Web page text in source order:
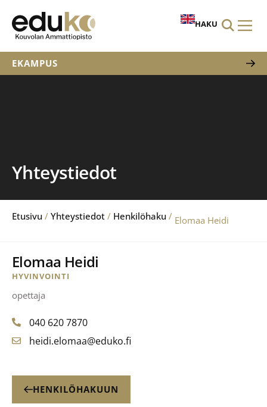
HAKU
EKAMPUS
Yhteystiedot
Etusivu / Yhteystiedot / Henkilöhaku / Elomaa Heidi
Elomaa Heidi
HYVINVOINTI
opettaja
040 620 7870
heidi.elomaa@eduko.fi
HENKILÖHAKUUN